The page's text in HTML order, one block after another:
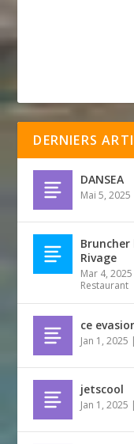
DERNIERS
DANSEA
Mai 5, 2025
Rivage
Mar 4, 2025
Restaurant
ce
Jan 1, 2025
jetscool
Jan 1, 2025